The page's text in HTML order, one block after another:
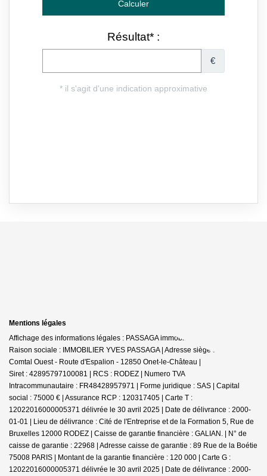
Mentions légales
Affichage des informations légales : PASSAGA immobilier - Onet-le-Château |
Raison sociale : IMMOBILIER YVES PASSAGA | Adresse siège social : Le
Comtal Ouest - Route d'Espalion - 12850 Onet-le-Château |
Siret : 42895797100081 | RCS : RODEZ | Numero TVA
Intracommunautaire : FR48428957971 | Forme juridique : SAS | Capital
social : 75000 € | Assurance RCP : 120317405 | Carte T :
12022016000005371 délivrée le 30 avril 2025 | Date de délivrance : 2000-
01-01 | Lieu de délivrance : Cité de l'Entreprise et de la Formation 5, Rue de
Bruxelles 12000 RODEZ | Caisse de garantie financière : GALIAN. | N° de
caisse de garantie : 22968 | Adresse caisse de garantie : 89 Rue de la Boétie
75008 PARIS | Montant de la garantie financière : 120 000 | Carte G :
12022016000005371 délivrée le 30 avril 2025 | Date de délivrance : 2000-